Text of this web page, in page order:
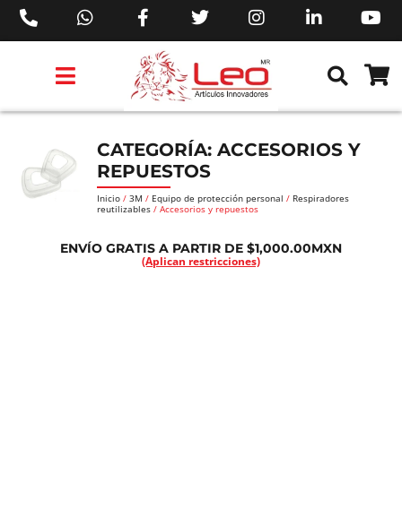
CATEGORÍA: ACCESORIOS Y
REPUESTOS
Inicio / 3M / Equipo de protección personal / Respiradores
reutilizables / Accesorios y repuestos
ENVÍO GRATIS A PARTIR DE $1,000.00MXN
(Aplican restricciones)